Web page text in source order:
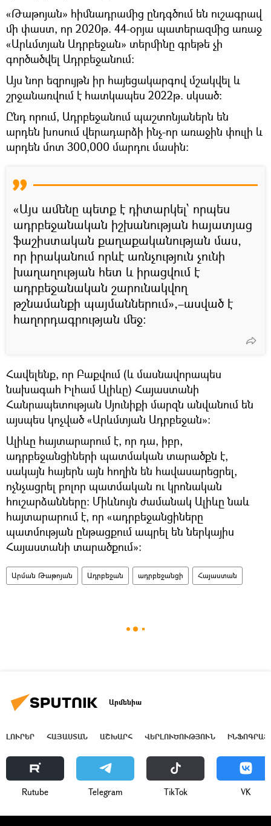
«Թաթոյան» հիմնադրամից ընդգծում են ուշագրավ
մի փաստ, որ 2020թ. 44-օրյա պատերազմից առաջ
«Արևմտյան Ադրբեջան» տերմինը գրեթե չի
գործածվել Ադրբեջանում։
Այս նոր եզրույթն իր հայեցակարգով մշակվել և
շրջանառվում է հատկապես 2022թ. սկսած։
Ընդ որում, Ադրբեջանում պաշտոնյաներն են
արդեն խոսում վերադարձի ինչ-որ առաջին փուլի և
արդեն մոտ 300,000 մարդու մասին։
«Այս ամենը պետք է դիտարկել՝ որպես
ադրբեջանական իշխանության հայատյաց
ֆաշիստական քաղաքականության մաս,
որ իրականում որևէ առնչություն չունի
խաղաղության հետ և իրացվում է
ադրբեջանական շարունակվող
թշնամանքի պայմաններում»,–ասված է
հաղորդագրության մեջ։
Հավելենք, որ Բաքվում (և մասնավորապես
նախագահ Իլհամ Ալիևը) Հայաստանի
Հանրապետության Սյունիքի մարզն անվանում են
այսպես կոչված «Արևմտյան Ադրբեջան»։
Ալիևը հայտարարում է, որ դա, իբր,
ադրբեջանցիների պատմական տարածքն է,
սակայն հայերն այն հողին են հավասարեցրել,
ոչնչացրել բոլոր պատմական ու կրոնական
հուշարձանները։ Միևնույն ժամանակ Ալիևը նաև
հայտարարում է, որ «ադրբեջանցիները
պատմության ընթացքում ապրել են ներկայիս
Հայաստանի տարածքում»։
Արման Թաթոյան Ադրբեջան ադրբեջանցի Հայաստան
Արմենիա
ԼՈՒՐԵՐ ՀԱՅԱՍՏԱՆ ԱՇԽԱՐՀ ՎԵՐԼՈՒԾՈՒԹՅՈՒՆ
Rutube Telegram ТikТоk VK